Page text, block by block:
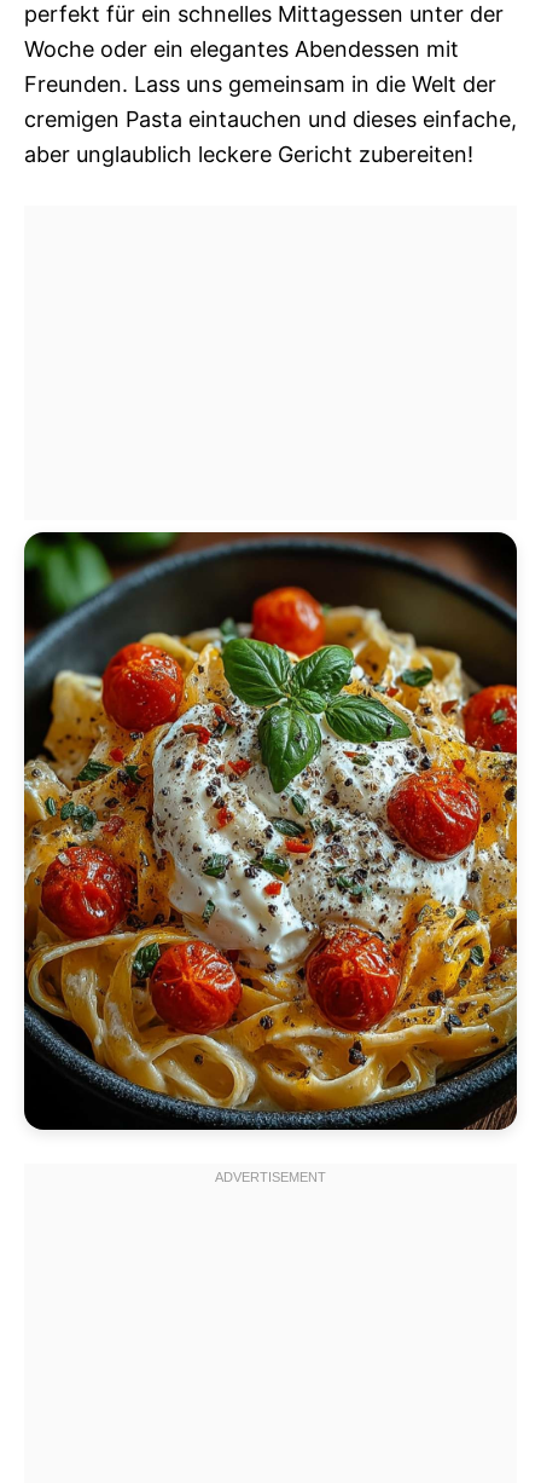
perfekt für ein schnelles Mittagessen unter der
Woche oder ein elegantes Abendessen mit
Freunden. Lass uns gemeinsam in die Welt der
cremigen Pasta eintauchen und dieses einfache,
aber unglaublich leckere Gericht zubereiten!